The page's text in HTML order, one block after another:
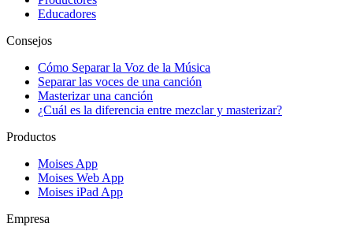
Educadores
Consejos
Cómo Separar la Voz de la Música
Separar las voces de una canción
Masterizar una canción
¿Cuál es la diferencia entre mezclar y masterizar?
Productos
Moises App
Moises Web App
Moises iPad App
Empresa